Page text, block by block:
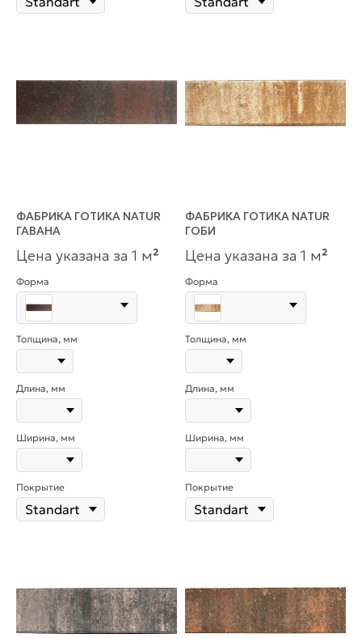
ФАБРИКА ГОТИКА NATUR
ГАВАНА
Цена указана за 1 м²
Форма
Толщина, мм
Длина, мм
Ширина, мм
Покрытие
ФАБРИКА ГОТИКА NATUR
ГОБИ
Цена указана за 1 м²
Форма
Толщина, мм
Длина, мм
Ширина, мм
Покрытие